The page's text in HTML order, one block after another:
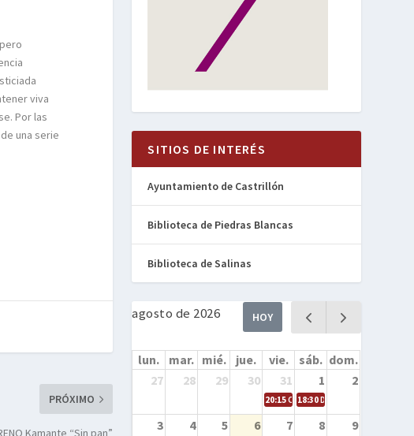
viva
Por las
una serie
PRÓXIMO
Kamante “Sin pan”
SITIOS DE INTERÉS
Ayuntamiento de Castrillón
Biblioteca de Piedras Blancas
Biblioteca de Salinas
agosto de 2026 HOY
lun. mar. mié. jue. vie. sáb. dom.
27
28 29 30 31 1 2
20:15Cine en la calle – Cómo
18:30Danza – Cita en el
3 4 5 6 7 8 9